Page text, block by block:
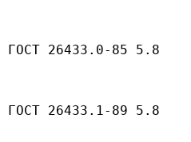
ГОСТ 26433.0-85 5.8
ГОСТ 26433.1-89 5.8